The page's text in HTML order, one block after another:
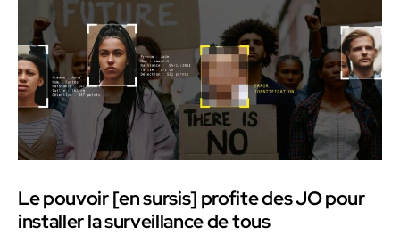
Le pouvoir [en sursis] profite des JO pour
installer la surveillance de tous